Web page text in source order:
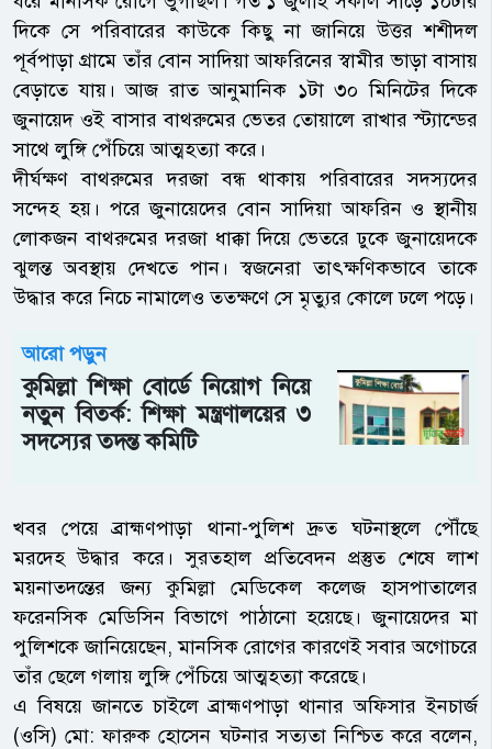
দিকে সে পরিবারের কাউকে কিছু না জানিয়ে উত্তর শশীদল
পূর্বপাড়া গ্রামে তাঁর বোন সাদিয়া আফরিনের স্বামীর ভাড়া বাসায়
বেড়াতে যায়। আজ রাত আনুমানিক ১টা ৩০ মিনিটের দিকে
জুনায়েদ ওই বাসার বাথরুমের ভেতর তোয়ালে রাখার স্ট্যান্ডের
সাথে লুঙ্গি পেঁচিয়ে আত্মহত্যা করে।
​দীর্ঘক্ষণ বাথরুমের দরজা বন্ধ থাকায় পরিবারের সদস্যদের
সন্দেহ হয়। পরে জুনায়েদের বোন সাদিয়া আফরিন ও স্থানীয়
লোকজন বাথরুমের দরজা ধাক্কা দিয়ে ভেতরে ঢুকে জুনায়েদকে
ঝুলন্ত অবস্থায় দেখতে পান। স্বজনেরা তাৎক্ষণিকভাবে তাকে
উদ্ধার করে নিচে নামালেও ততক্ষণে সে মৃত্যুর কোলে ঢলে পড়ে।
আরো পড়ুন
কুমিল্লা শিক্ষা বোর্ডে নিয়োগ নিয়ে
নতুন বিতর্ক: শিক্ষা মন্ত্রণালয়ের ৩
সদস্যের তদন্ত কমিটি
​খবর পেয়ে ব্রাহ্মণপাড়া থানা-পুলিশ দ্রুত ঘটনাস্থলে পৌঁছে
মরদেহ উদ্ধার করে। সুরতহাল প্রতিবেদন প্রস্তুত শেষে লাশ
ময়নাতদন্তের জন্য কুমিল্লা মেডিকেল কলেজ হাসপাতালের
ফরেনসিক মেডিসিন বিভাগে পাঠানো হয়েছে। জুনায়েদের মা
পুলিশকে জানিয়েছেন, মানসিক রোগের কারণেই সবার অগোচরে
তাঁর ছেলে গলায় লুঙ্গি পেঁচিয়ে আত্মহত্যা করেছে।
​এ বিষয়ে জানতে চাইলে ব্রাহ্মণপাড়া থানার অফিসার ইনচার্জ
(ওসি) মো: ফারুক হোসেন ঘটনার সত্যতা নিশ্চিত করে বলেন,